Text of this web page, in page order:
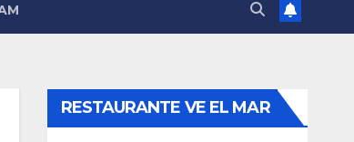
RESTAURANTE VE EL MAR